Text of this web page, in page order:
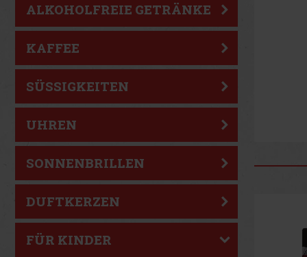
ALKOHOLFREIE GETRÄNKE
KAFFEE
SÜSSIGKEITEN
UHREN
SONNENBRILLEN
DUFTKERZEN
FÜR KINDER